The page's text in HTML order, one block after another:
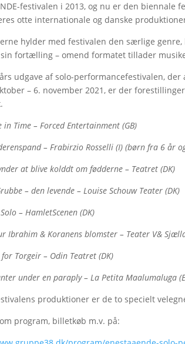
festivalen i 2013, og nu er den
otte internationale og danske
hylder med festivalen den særlige
fortælling – omend formatet tillader
udgave af solo-performancefestivalen,
– 6. november 2021, er der
in Time – Forced Entertainment (GB)
– Frabirzio Rosselli (I) (børn fra 6 år
at blive kolddt om fødderne – Teatret (DK)
– den levende – Louise Schouw Teater (DK)
– HamletScenen (DK)
Ibrahim & Koranens blomster – Teater V&
Torgeir – Odin Teatret (DK)
under en paraply – La Petita Maalumaluga
produktioner er de to specielt
program, billetkøb m.v. på: